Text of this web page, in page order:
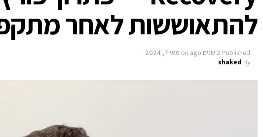
להתאוששות לאחר
Published 2 שנים ago on מאי 7, 2024
By
shaked